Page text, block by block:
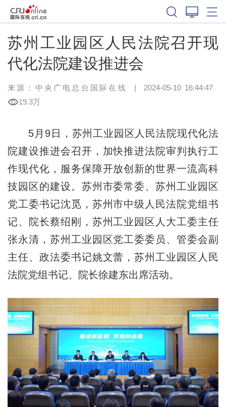
苏州工业园区人民法院召开现
代化法院建设推进会
来源：中央广电总台国际在线 | 2024-05-10 16:44:47
19.3万
5月9日，苏州工业园区人民法院现代化法
院建设推进会召开，加快推进法院审判执行工
作现代化，服务保障开放创新的世界一流高科
技园区的建设。苏州市委常委、苏州工业园区
党工委书记沈觅，苏州市中级人民法院党组书
记、院长蔡绍刚，苏州工业园区人大工委主任
张永清，苏州工业园区党工委委员、管委会副
主任、政法委书记姚文蕾，苏州工业园区人民
法院党组书记、院长徐建东出席活动。